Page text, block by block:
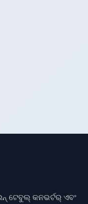
ଟେବୁଲ୍ କନଭର୍ଟର୍ ଏବଂ